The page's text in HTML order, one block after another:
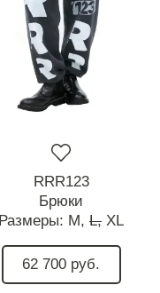
RRR123
Брюки
Размеры: M, L, XL
62 700 руб.